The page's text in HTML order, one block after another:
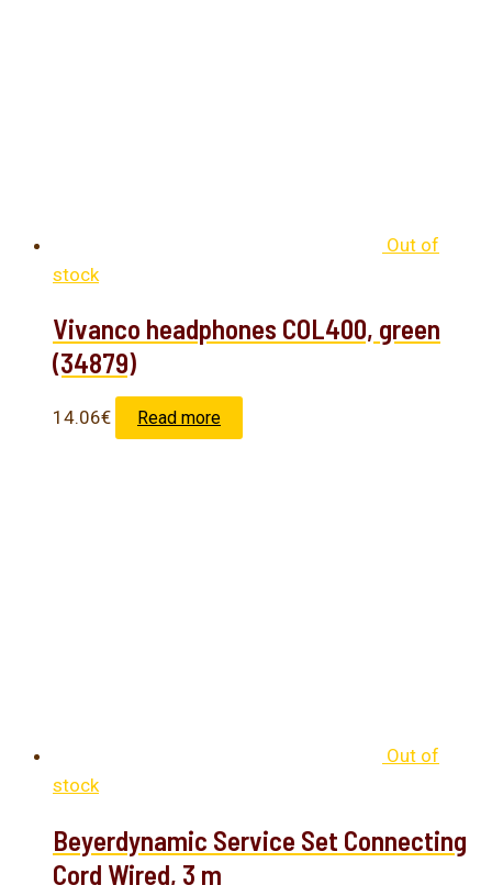
Out of
stock
Vivanco headphones COL400, green
(34879)
14.06€ Read more
Out of
stock
Beyerdynamic Service Set Connecting
Cord Wired, 3 m